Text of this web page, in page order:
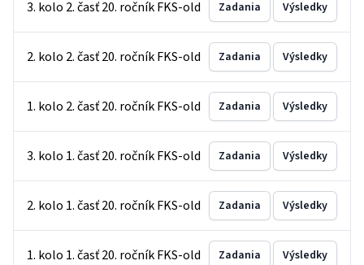
3. kolo 2. časť 20. ročník FKS-old Zadania Výsledky
2. kolo 2. časť 20. ročník FKS-old Zadania Výsledky
1. kolo 2. časť 20. ročník FKS-old Zadania Výsledky
3. kolo 1. časť 20. ročník FKS-old Zadania Výsledky
2. kolo 1. časť 20. ročník FKS-old Zadania Výsledky
1. kolo 1. časť 20. ročník FKS-old Zadania Výsledky